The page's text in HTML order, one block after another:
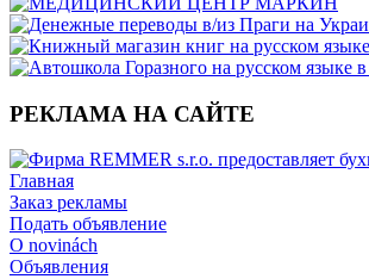
РЕКЛАМА НА САЙТЕ
Главная
Заказ рекламы
Подать объявление
O novinách
Объявления